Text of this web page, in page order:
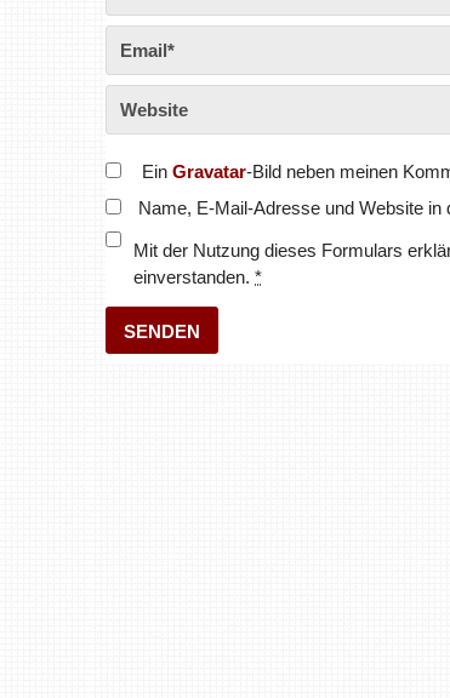
EinGravatar-Bild neben meinen
Name, E-Mail-Adresse und Website
Mit der Nutzung dieses Formulars
einverstanden. *